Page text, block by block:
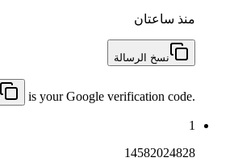
منذ ساعتان
نسخ الرسالة
is your Google verification code.
1
14582024828